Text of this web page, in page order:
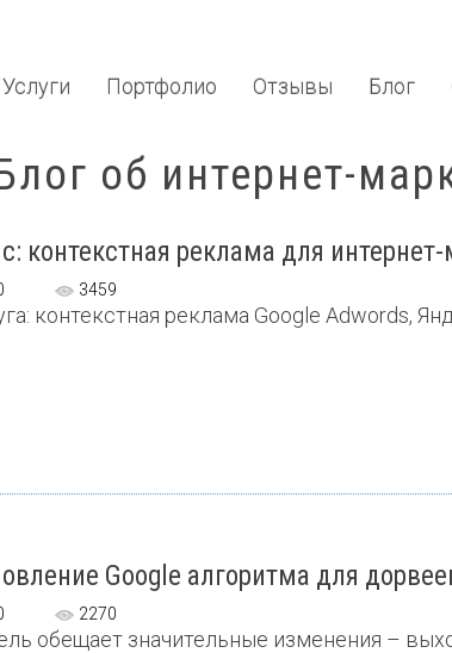
Услуги Портфолио Отзывы Блог
об интернет-
контекстная реклама для
3459
контекстная реклама Google Adwords,
Google алгоритма для
2270
обещает значительные изменения –